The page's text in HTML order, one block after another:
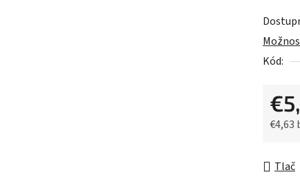
Kód:
€4,63
Tlač